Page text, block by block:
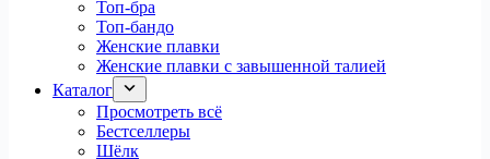
Топ-бра
Топ-бандо
Женские плавки
Женские плавки с завышенной талией
Каталог
Просмотреть всё
Бестселлеры
Шёлк